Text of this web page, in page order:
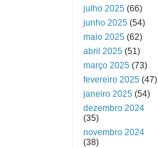
julho 2025 (66)
junho 2025 (54)
maio 2025 (62)
abril 2025 (51)
março 2025 (73)
fevereiro 2025 (47)
janeiro 2025 (54)
dezembro 2024
(35)
novembro 2024
(38)